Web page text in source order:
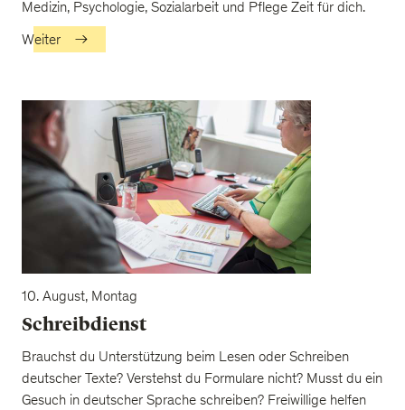
Medizin, Psychologie, Sozialarbeit und Pflege Zeit für dich.
Weiter
10. August, Montag
Schreibdienst
Brauchst du Unterstützung beim Lesen oder Schreiben
deutscher Texte? Verstehst du Formulare nicht? Musst du ein
Gesuch in deutscher Sprache schreiben? Freiwillige helfen